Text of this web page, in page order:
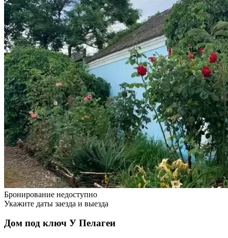
Бронирование недоступно
Укажите даты заезда и выезда
Дом под ключ У Пелагеи